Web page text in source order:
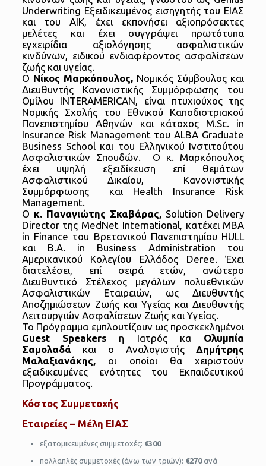
Underwriting Εξειδικευμένος εισηγητής του ΕΙΑΣ
και του ΑΙΚ, έχει εκπονήσει αξιοπρόσεκτες
μελέτες και έχει συγγράψει πρωτότυπα
εγχειρίδια αξιολόγησης ασφαλιστικών
κινδύνων, ειδικού ενδιαφέροντος ασφαλίσεων
ζωής και υγείας.
Ο Νίκος Μαρκόπουλος,Νομικός Σύμβουλος και
Διευθυντής Κανονιστικής Συμμόρφωσης του
Ομίλου INTERAMERICAN, είναι πτυχιούχος της
Νομικής Σχολής του Εθνικού Καποδιστριακού
Πανεπιστημίου Αθηνών και κάτοχος M.Sc. in
Insurance Risk Management του ALBA Graduate
Business School και του Ελληνικού Ινστιτούτου
Ασφαλιστικών Σπουδών. Ο κ. Μαρκόπουλος
έχει υψηλή εξειδίκευση επί θεμάτων
Ασφαλιστικού Δικαίου, Κανονιστικής
Συμμόρφωσης και Health Insurance Risk
Management.
Ο κ. Παναγιώτης Σκαβάρας, Solution Delivery
Director της MedNet International, κατέχει MBA
in Finance του Βρετανικού Πανεπιστημίου HULL
και Β.Α. in Business Administration του
Αμερικανικού Κολεγίου Ελλάδος Deree. Έχει
διατελέσει, επί σειρά ετών, ανώτερο
Διευθυντικό Στέλεχος μεγάλων πολυεθνικών
Ασφαλιστικών Εταιρειών, ως Διευθυντής
Αποζημιώσεων Ζωής και Υγείας και Διευθυντής
Λειτουργιών Ασφαλίσεων Ζωής και Υγείας.
Το Πρόγραμμα εμπλουτίζουν ως προσκεκλημένοι
Guest Speakers η Ιατρός κα Ολυμπία
Σαμολαδά και ο ΑναλογιστήςΔημήτρης
Μαλαξιανάκης, οι οποίοι θα χειριστούν
εξειδικευμένες ενότητες του Εκπαιδευτικού
Προγράμματος.
Κόστος Συμμετοχής
Εταιρείες – Μέλη ΕΙΑΣ
εξατομικευμένες συμμετοχές: €300
πολλαπλές συμμετοχές (άνω των τριών): €270ανά